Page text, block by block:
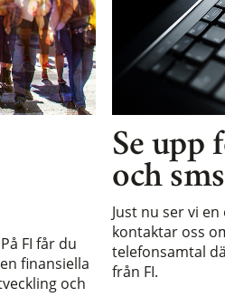
FI får du
finansiella
och
Se upp
och sms
Just nu ser vi
kontaktar oss
telefonsamtal
från FI.